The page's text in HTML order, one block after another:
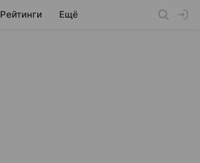
Рейтинги Ещё